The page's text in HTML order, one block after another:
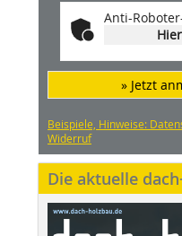
Anti-
» Jetzt
Beispiele, Hinweise:
Widerruf
Die aktuelle